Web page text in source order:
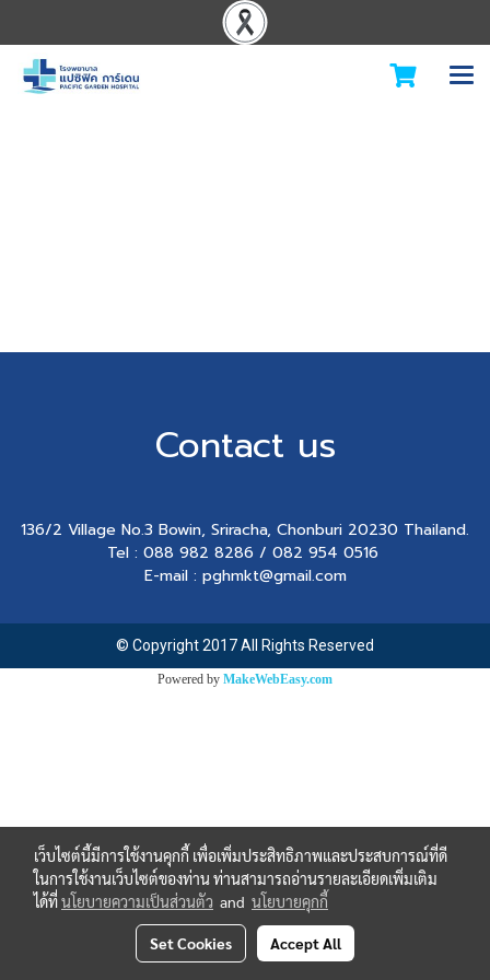
Contact us
136/2 Village No.3 Bowin, Sriracha, Chonburi 20230 Thailand.
Tel : 088 982 8286 / 082 954 0516
E-mail : pghmkt@gmail.com
© Copyright 2017 All Rights Reserved
Powered by MakeWebEasy.com
เว็บไซต์นี้มีการใช้งานคุกกี้ เพื่อเพิ่มประสิทธิภาพและประสบการณ์ที่ดี
ในการใช้งานเว็บไซต์ของท่าน ท่านสามารถอ่านรายละเอียดเพิ่มเติม
ได้ที่นโยบายความเป็นส่วนตัว and นโยบายคุกกี้
Set Cookies Accept All